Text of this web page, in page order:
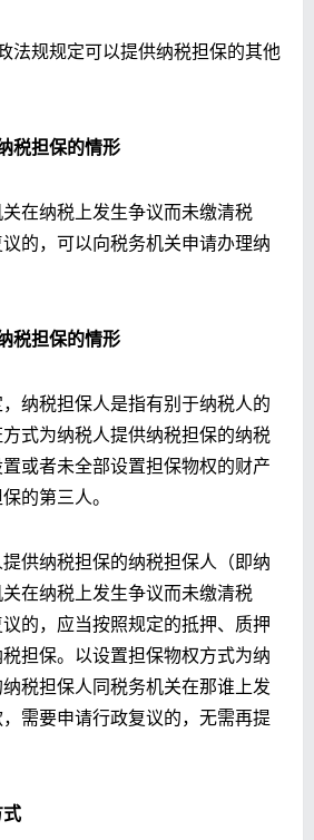
法规规定可以提供纳税担保的其他
税担保的情形
在纳税上发生争议而未缴清税
的，可以向税务机关申请办理纳
税担保的情形
纳税担保人是指有别于纳税人的
式为纳税人提供纳税担保的纳税
或者未全部设置担保物权的财产
的第三人。
供纳税担保的纳税担保人（即纳
在纳税上发生争议而未缴清税
的，应当按照规定的抵押、质押
担保。以设置担保物权方式为纳
税担保人同税务机关在那谁上发
需要申请行政复议的，无需再提
式